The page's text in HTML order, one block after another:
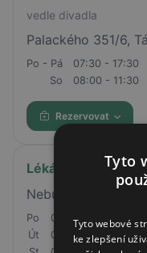
vedle divadla
Palackého 351/6,
Po - Pá
07:30 - 17:30
So
08:00 - 11:30
Rezervovat
Lékárna Zamzam
Nebušická 324,
Po
08:00 - 17:00
Út
08:00 - 17:00
Tyto
Tyto webové
ke zlepšení